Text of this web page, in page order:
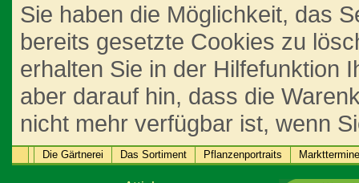
Sie haben die Möglichkeit, das
bereits gesetzte Cookies zu
erhalten Sie in der Hilfefunktion
aber darauf hin, dass die
nicht mehr verfügbar ist, wenn
Die Gärtnerei Das Sortiment Pflanzenportraits Markttermine